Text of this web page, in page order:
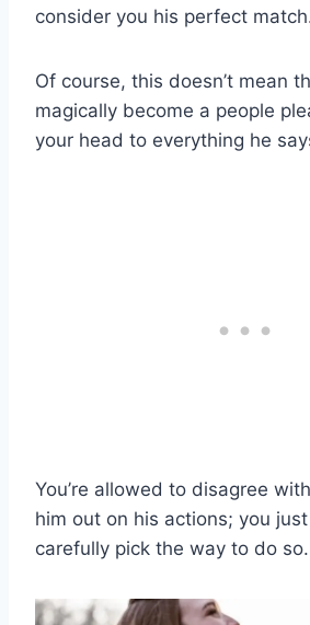
consider you his perfect
Of course, this doesn’t mean
magically become a people
your head to everything he
You’re allowed to disagree
him out on his actions; you
carefully pick the way to do so.